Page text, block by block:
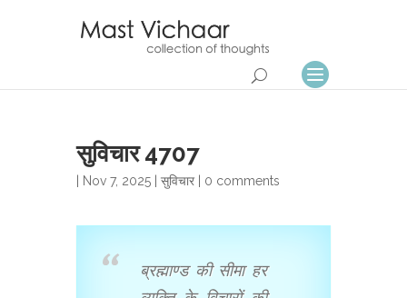
सुविचार 4707
| Nov 7, 2025 | सुविचार 0 comments
ब्रह्माण्ड की सीमा हर